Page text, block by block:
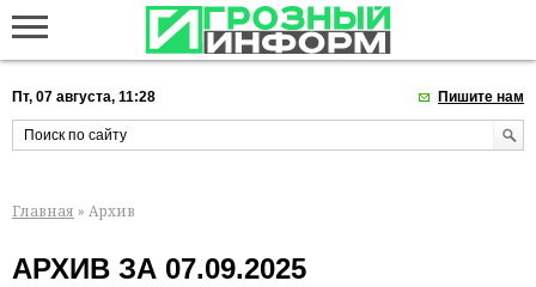
Пт, 07 августа, 11:28 Пишите нам
Главная » Архив
АРХИВ ЗА 07.09.2025